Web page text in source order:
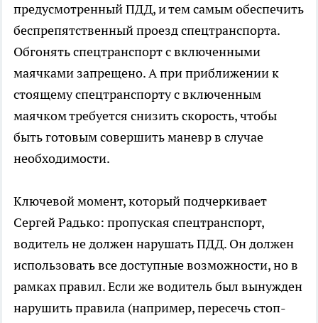
предусмотренный ПДД, и тем самым обеспечить
беспрепятственный проезд спецтранспорта.
Обгонять спецтранспорт с включенными
маячками запрещено. А при приближении к
стоящему спецтранспорту с включенным
маячком требуется снизить скорость, чтобы
быть готовым совершить маневр в случае
необходимости.
Ключевой момент, который подчеркивает
Сергей Радько: пропуская спецтранспорт,
водитель не должен нарушать ПДД. Он должен
использовать все доступные возможности, но в
рамках правил. Если же водитель был вынужден
нарушить правила (например, пересечь стоп-